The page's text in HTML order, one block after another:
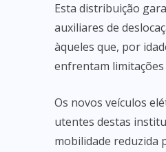
Esta distribuição
auxiliares de
àqueles que, por
enfrentam
Os novos veículos
utentes destas
mobilidade reduzida